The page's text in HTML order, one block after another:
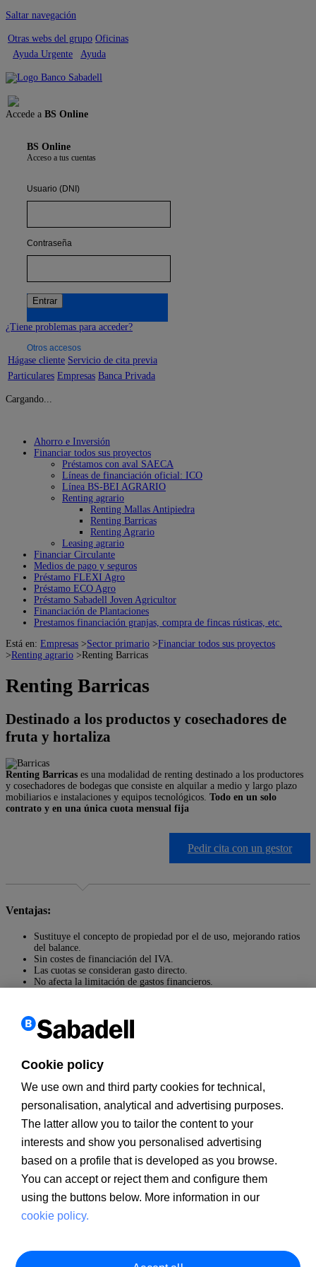
Saltar navegación
Otras webs del grupo Oficinas
Ayuda Urgente
Ayuda
Accede a BS Online
BS Online
Acceso a tus cuentas
Usuario (DNI)
Contraseña
¿Tiene problemas para acceder?
Otros accesos
Hágase cliente Servicio de cita previa
Particulares Empresas Banca Privada
Cargando...
Ahorro e Inversión
Financiar todos sus proyectos
Préstamos con aval SAECA
Líneas de financiación oficial: ICO
Línea BS-BEI AGRARIO
Renting agrario
Renting Mallas Antipiedra
Renting Barricas
Renting Agrario
Leasing agrario
Financiar Circulante
Medios de pago y seguros
Préstamo FLEXI Agro
Préstamo ECO Agro
Préstamo Sabadell Joven Agricultor
Financiación de Plantaciones
Prestamos financiación granjas, compra de fincas rústicas, etc.
Está en: Empresas >Sector primario >Financiar todos sus proyectos
>Renting agrario >Renting Barricas
Renting Barricas
Destinado a los productos y cosechadores de
fruta y hortaliza
Renting Barricas es una modalidad de renting destinado a los productores
y cosechadores de bodegas que consiste en alquilar a medio y largo plazo
mobiliarios e instalaciones y equipos tecnológicos. Todo en un solo
contrato y en una única cuota mensual fija
Pedir cita con un gestor
Ventajas:
Sustituye el concepto de propiedad por el de uso, mejorando ratios
del balance.
Sin costes de financiación del IVA.
Las cuotas se consideran gasto directo.
No afecta la limitación de gastos financieros.
Características:
Plazo entre 24 y 84 meses
Con seguro de daños, en los elementos quelo requieran
Con posibilidad de incluir servicios (estudio, auditoría, instalación,
mantenimiento,…)
Con posibilidad de recompra
Subir
Volver
Información a clientes
PSD2
Aviso legal
Cookie policy
We use own and third party cookies for technical,
personalisation, analytical and advertising purposes.
The latter allow you to tailor the content to your
interests and show you personalised advertising
based on a profile that is developed as you browse.
You can accept or reject them and configure them
using the buttons below. More information in our
cookie policy.